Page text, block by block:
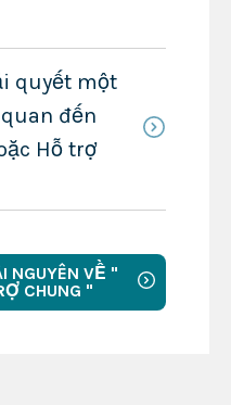
quyết một
đến
Hỗ trợ
NGUYÊN VỀ "
CHUNG "